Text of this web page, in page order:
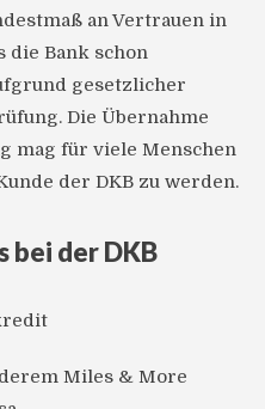
an Vertrauen in
die Bank schon
gesetzlicher
Die Übernahme
mag für viele Menschen
der DKB zu werden.
bei der DKB
Miles & More